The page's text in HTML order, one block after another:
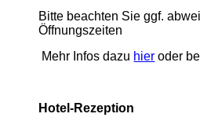
Bitte beachten Sie ggf.
Öffnungszeiten
Mehr Infos dazu hier oder
Hotel-Rezeption